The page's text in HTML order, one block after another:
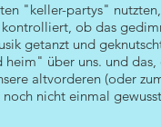
"keller-partys"
ob das
getanzt und
über uns. und
altvorderen (oder
nicht einmal